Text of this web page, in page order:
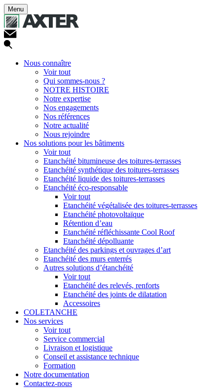
Menu
Nous connaître
Voir tout
Qui sommes-nous ?
NOTRE HISTOIRE
Notre expertise
Nos engagements
Nos références
Notre actualité
Nous rejoindre
Nos solutions pour les bâtiments
Voir tout
Etanchéité bitumineuse des toitures-terrasses
Etanchéité synthétique des toitures-terrasses
Etanchéité liquide des toitures-terrasses
Etanchéité éco-responsable
Voir tout
Etanchéité végétalisée des toitures-terrasses
Etanchéité photovoltaïque
Rétention d’eau
Etanchéité réfléchissante Cool Roof
Etanchéité dépolluante
Etanchéité des parkings et ouvrages d’art
Etanchéité des murs enterrés
Autres solutions d’étanchéité
Voir tout
Etanchéité des relevés, renforts
Etanchéité des joints de dilatation
Accessoires
COLETANCHE
Nos services
Voir tout
Service commercial
Livraison et logistique
Conseil et assistance technique
Formation
Notre documentation
Contactez-nous